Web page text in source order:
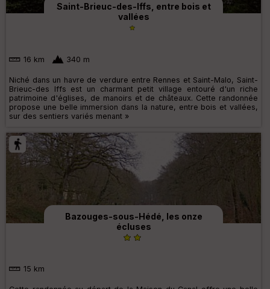
Saint-Brieuc-des-Iffs, entre bois et
vallées
16 km 340 m
Niché dans un havre de verdure entre Rennes et Saint-Malo, Saint-
Brieuc-des Iffs est un charmant petit village entouré d'un riche
patrimoine d'églises, de manoirs et de châteaux. Cette randonnée
propose une belle immersion dans la nature, entre bois et vallées,
sur des sentiers variés menant »
Bazouges-sous-Hédé, les onze
écluses
15 km